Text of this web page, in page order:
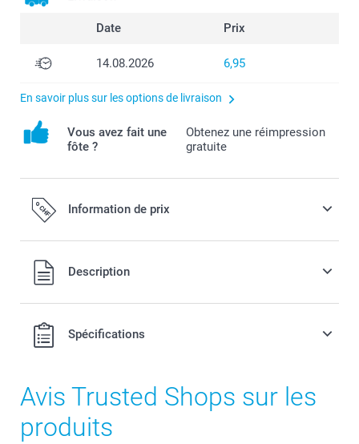
Date Prix
14.08.2026 6,95
En savoir plus sur les options de livraison
Vous avez fait une
fôte ?
Obtenez une réimpression
gratuite
Information de prix
Tous les prix sont en francs suisses (CHF), TVA incluse et
hors frais de port.
Description
Spécifications
Avis Trusted Shops sur les
produits